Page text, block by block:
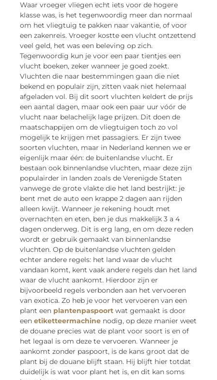
Waar vroeger vliegen echt iets voor de hogere
klasse was, is het tegenwoordig meer dan normaal
om het vliegtuig te pakken naar vakantie, of voor
een zakenreis. Vroeger kostte een vlucht ontzettend
veel geld, het was een beleving op zich.
Tegenwoordig kun je voor een paar tientjes een
vlucht boeken, zeker wanneer je goed zoekt.
Vluchten die naar bestemmingen gaan die niet
bekend en populair zijn, zitten vaak niet helemaal
afgeladen vol. Bij dit soort vluchten keldert de prijs
een aantal dagen, maar ook een paar uur vóór de
vlucht naar belachelijk lage prijzen. Dit doen de
maatschappijen om de vliegtuigen toch zo vol
mogelijk te krijgen met passagiers. Er zijn twee
soorten vluchten, maar in Nederland kennen we er
eigenlijk maar één: de buitenlandse vlucht. Er
bestaan ook binnenlandse vluchten, maar deze zijn
populairder in landen zoals de Verenigde Staten
vanwege de grote vlakte die het land bestrijkt: je
bent met de auto een krappe 2 dagen aan rijden
alleen kwijt. Wanneer je rekening houdt met
overnachten en eten, ben je dus makkelijk 3 a 4
dagen onderweg. Dit is erg lang, en om deze reden
wordt er gebruik gemaakt van binnenlandse
vluchten. Op de buitenlandse vluchten gelden
echter andere regels: het land waar de vlucht
vandaan komt, kent vaak andere regels dan het land
waar de vlucht aankomt. Hierdoor zijn er
bijvoorbeeld regels verbonden aan het vervoeren
van exotica. Zo heb je voor het vervoeren van een
plant een plantenpaspoort wat gemaakt is door
een etiketteermachine nodig, op deze manier weet
de douane precies wat de plant voor soort is en of
het legaal is om deze te vervoeren. Wanneer je
aankomt zonder paspoort, is de kans groot dat de
plant bij de douane blijft staan. Hij blijft hier totdat
duidelijk is wat voor plant het is, en dit kan soms